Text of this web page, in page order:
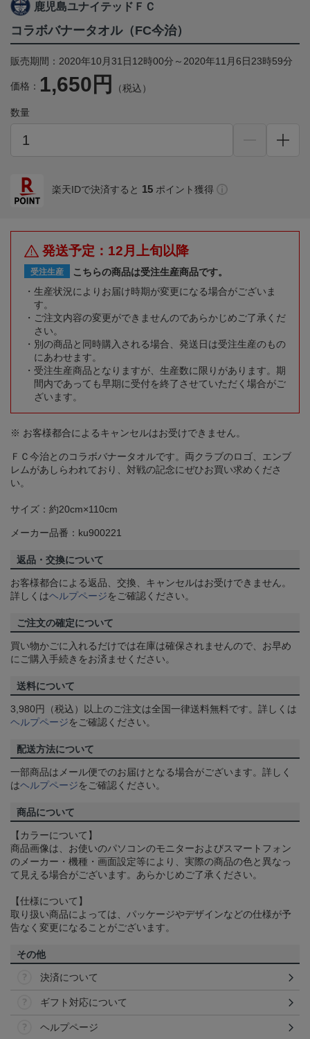
鹿児島ユナイテッドＦＣ
コラボバナータオル（FC今治）
販売期間：2020年10月31日12時00分～2020年11月6日23時59分
価格： 1,650円 （税込）
数量
楽天IDで決済すると 15 ポイント獲得
発送予定：12月上旬以降
受注生産
こちらの商品は受注生産商品です。
生産状況によりお届け時期が変更になる場合がございま
す。
ご注文内容の変更ができませんのであらかじめご了承くだ
さい。
別の商品と同時購入される場合、発送日は受注生産のもの
にあわせます。
受注生産商品となりますが、生産数に限りがあります。期
間内であっても早期に受付を終了させていただく場合がご
ざいます。
※ お客様都合によるキャンセルはお受けできません。
ＦＣ今治とのコラボバナータオルです。両クラブのロゴ、エンブ
レムがあしらわれており、対戦の記念にぜひお買い求めくださ
い。
サイズ：約20cm×110cm
メーカー品番：ku900221
返品・交換について
お客様都合による返品、交換、キャンセルはお受けできません。
詳しくはヘルプページをご確認ください。
ご注文の確定について
買い物かごに入れるだけでは在庫は確保されませんので、お早め
にご購入手続きをお済ませください。
送料について
3,980円（税込）以上のご注文は全国一律送料無料です。詳しくは
ヘルプページをご確認ください。
配送方法について
一部商品はメール便でのお届けとなる場合がございます。詳しく
はヘルプページをご確認ください。
商品について
【カラーについて】
商品画像は、お使いのパソコンのモニターおよびスマートフォン
のメーカー・機種・画面設定等により、実際の商品の色と異なっ
て見える場合がございます。あらかじめご了承ください。
【仕様について】
取り扱い商品によっては、パッケージやデザインなどの仕様が予
告なく変更になることがございます。
その他
決済について
ギフト対応について
ヘルプページ